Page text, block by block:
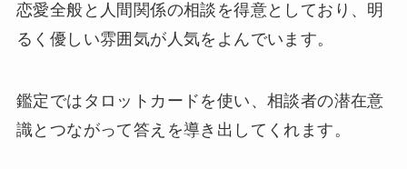
恋愛全般と人間関係の相談を得意としており、明
るく優しい雰囲気が人気をよんでいます。
鑑定ではタロットカードを使い、相談者の潜在意
識とつながって答えを導き出してくれます。